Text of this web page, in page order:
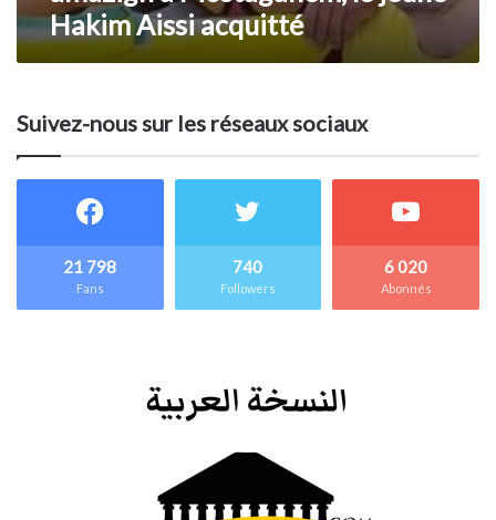
acquittéHakim Aissi acquitté
Suivez-nous sur les réseaux sociaux
21 798
Fans
740
Followers
6 020
Abonnés